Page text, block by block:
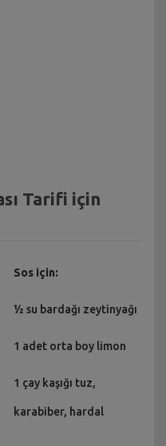
Tarifi için
Sos için:
½ su bardağı zeytinyağı
1 adet orta boy limon
1 çay kaşığı tuz,
karabiber, hardal